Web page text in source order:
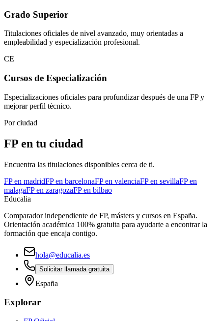
Grado Superior
Titulaciones oficiales de nivel avanzado, muy orientadas a
empleabilidad y especialización profesional.
CE
Cursos de Especialización
Especializaciones oficiales para profundizar después de una FP y
mejorar perfil técnico.
Por ciudad
FP en tu ciudad
Encuentra las titulaciones disponibles cerca de ti.
FP en madridFP en barcelonaFP en valenciaFP en sevillaFP en
malagaFP en zaragozaFP en bilbao
Educalia
Comparador independiente de FP, másters y cursos en España.
Orientación académica 100% gratuita para ayudarte a encontrar la
formación que encaja contigo.
hola@educalia.es
Solicitar llamada gratuita
España
Explorar